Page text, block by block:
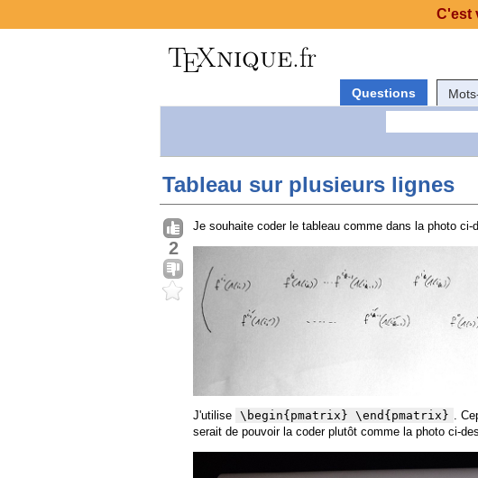
Questions
Tableau sur plusieurs lignes
2
Je souhaite coder le tableau comme dans la photo ci-
J'utilise \begin{pmatrix} \end{pmatrix}
.
serait de pouvoir la coder plutôt comme la photo ci-
C'est